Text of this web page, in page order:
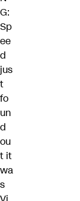
G:
Sp
ee
d
jus
t
fo
un
d
ou
t it
wa
s